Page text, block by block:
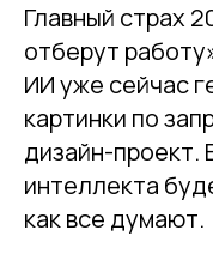
Главный страх
отберут
ИИ уже сейчас
картинки по
дизайн-проект.
интеллекта
как все думают.